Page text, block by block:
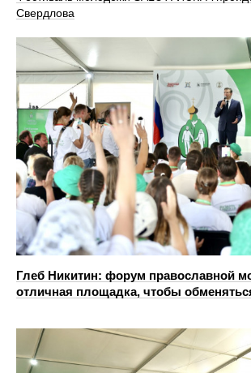
Свердлова
Глеб Никитин: форум православной
отличная площадка, чтобы